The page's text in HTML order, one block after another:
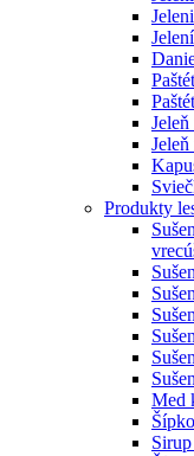
Produkty
Med